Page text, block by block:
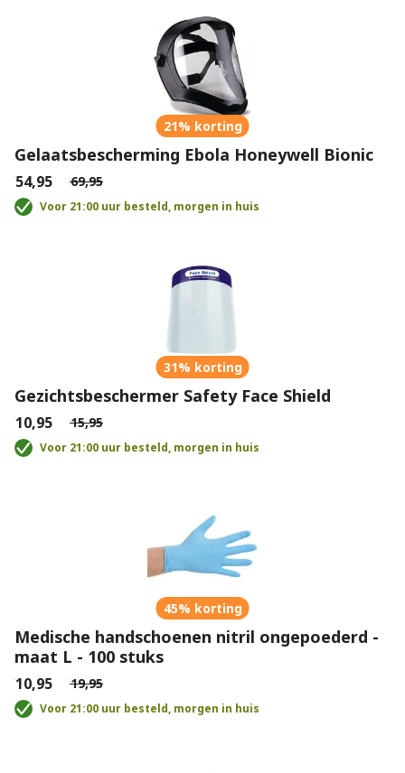
21% korting
Gelaatsbescherming Ebola Honeywell Bionic
€54,95 €69,95
Voor 21:00 uur besteld, morgen in huis
31% korting
Gezichtsbeschermer Safety Face Shield
€10,95 €15,95
Voor 21:00 uur besteld, morgen in huis
45% korting
Medische handschoenen nitril ongepoederd -
maat L - 100 stuks
€10,95 €19,95
Voor 21:00 uur besteld, morgen in huis